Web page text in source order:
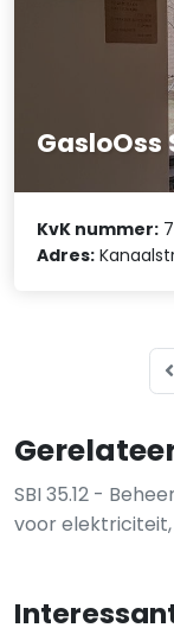
SBI 35.12 -
voor
GasloOss
KvK nummer:
Adres: